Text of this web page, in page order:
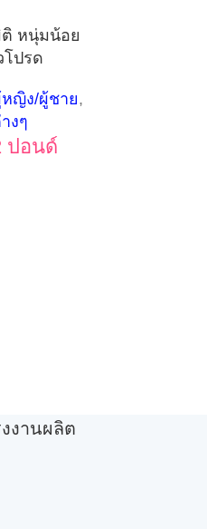
ติ หนุ่มน้อย
โปรด
หญิง/ผู้ชาย,
งๆ
ปอนด์
งานผลิต